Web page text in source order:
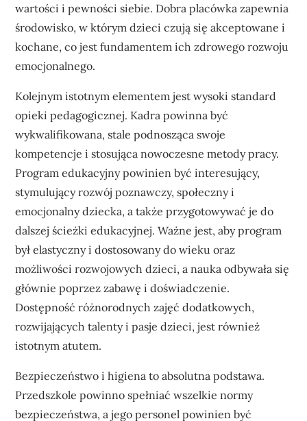
wartości i pewności siebie. Dobra placówka zapewnia
środowisko, w którym dzieci czują się akceptowane i
kochane, co jest fundamentem ich zdrowego rozwoju
emocjonalnego.
Kolejnym istotnym elementem jest wysoki standard
opieki pedagogicznej. Kadra powinna być
wykwalifikowana, stale podnosząca swoje
kompetencje i stosująca nowoczesne metody pracy.
Program edukacyjny powinien być interesujący,
stymulujący rozwój poznawczy, społeczny i
emocjonalny dziecka, a także przygotowywać je do
dalszej ścieżki edukacyjnej. Ważne jest, aby program
był elastyczny i dostosowany do wieku oraz
możliwości rozwojowych dzieci, a nauka odbywała się
głównie poprzez zabawę i doświadczenie.
Dostępność różnorodnych zajęć dodatkowych,
rozwijających talenty i pasje dzieci, jest również
istotnym atutem.
Bezpieczeństwo i higiena to absolutna podstawa.
Przedszkole powinno spełniać wszelkie normy
bezpieczeństwa, a jego personel powinien być